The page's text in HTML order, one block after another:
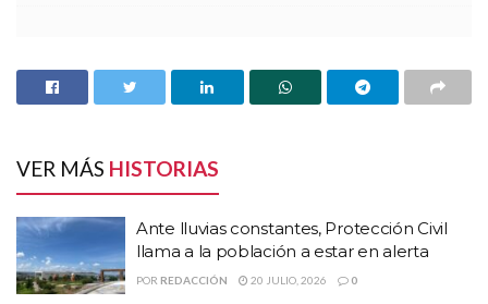
de la Delincuencia con Perspectiva de Género, que cursaron
105 funcionarios públicos del municipio de Zacatecas, como
Subsemun.
El secretario de Gobierno, Juan Antonio Ruiz García,
encabezó la clausura de este diplomado en las instalaciones
de la Policía Municipal, donde celebró el esfuerzo de los
elementos que concluyeron su curso en pro de mejorar su
VER MÁS HISTORIAS
Ante lluvias constantes, Protección Civil
llama a la población a estar en alerta
POR REDACCIÓN 20 JULIO, 2026 0